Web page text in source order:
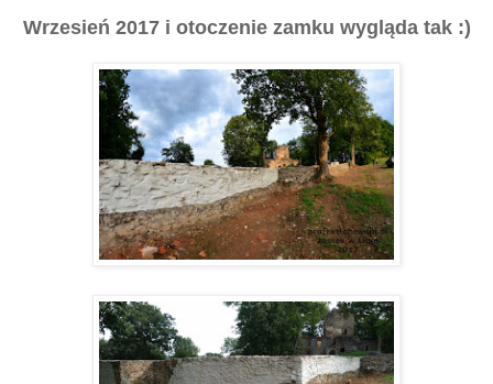
Wrzesień 2017 i otoczenie zamku wygląda tak :)